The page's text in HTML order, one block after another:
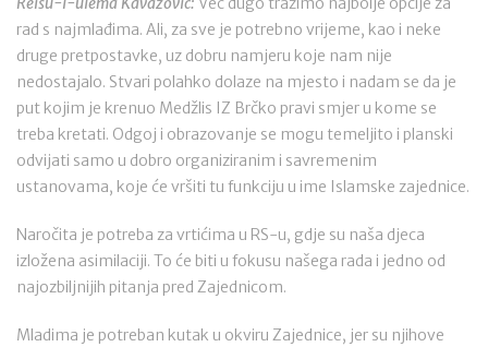
rad s najmlađima. Ali, za sve je potrebno vrijeme, kao i neke
druge pretpostavke, uz dobru namjeru koje nam nije
nedostajalo. Stvari polahko dolaze na mjesto i nadam se da je
put kojim je krenuo Medžlis IZ Brčko pravi smjer u kome se
treba kretati. Odgoj i obrazovanje se mogu temeljito i planski
odvijati samo u dobro organiziranim i savremenim
ustanovama, koje će vršiti tu funkciju u ime Islamske zajednice.
Naročita je potreba za vrtićima u RS-u, gdje su naša djeca
izložena asimilaciji. To će biti u fokusu našega rada i jedno od
najozbiljnijih pitanja pred Zajednicom.
Mladima je potreban kutak u okviru Zajednice, jer su njihove